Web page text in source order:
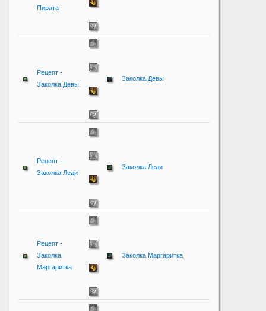
Пирата
Рецепт -
Заколка Девы
Заколка Девы
Рецепт -
Заколка Леди
Заколка Леди
Рецепт -
Заколка
Маргаритка
Заколка Маргаритка